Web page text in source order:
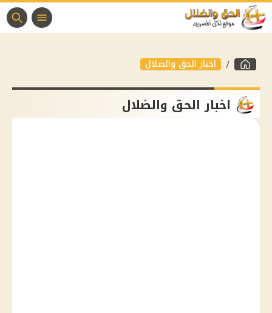
اخبار الحق والضلال
اخبار الحق والضلال